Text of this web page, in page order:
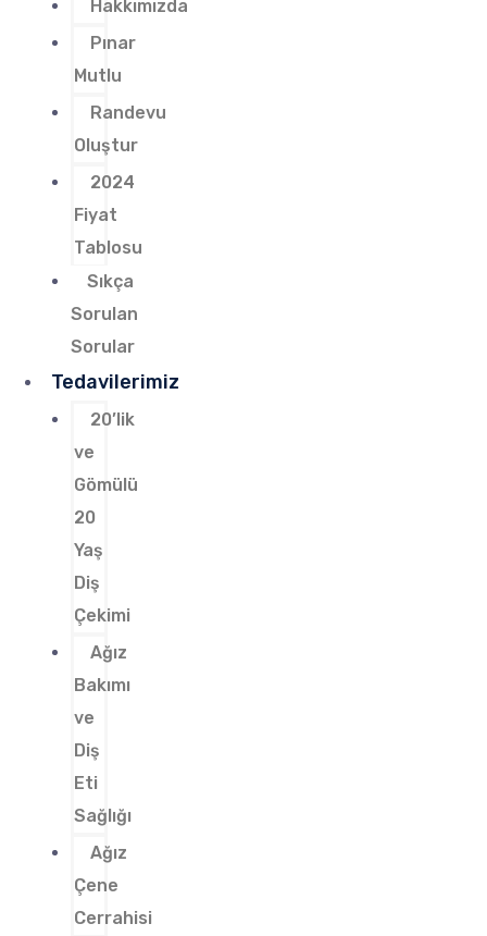
Hakkımızda
Pınar
Mutlu
Randevu
Oluştur
2024
Fiyat
Tablosu
Sıkça
Sorulan
Sorular
Tedavilerimiz
20’lik
ve
Gömülü
20
Yaş
Diş
Çekimi
Ağız
Bakımı
ve
Diş
Eti
Sağlığı
Ağız
Çene
Cerrahisi